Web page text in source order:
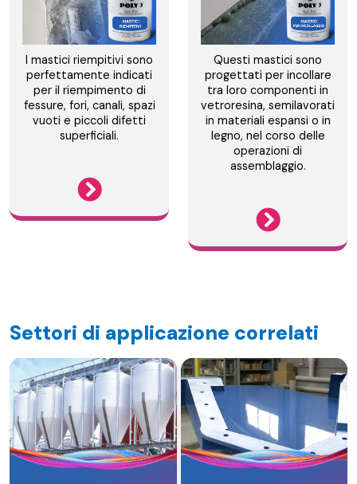
I mastici riempitivi sono
perfettamente indicati
per il riempimento di
fessure, fori, canali, spazi
vuoti e piccoli difetti
superficiali.
Questi mastici sono
progettati per incollare
tra loro componenti in
vetroresina, semilavorati
in materiali espansi o in
legno, nel corso delle
operazioni di
assemblaggio.
Settori di applicazione correlati